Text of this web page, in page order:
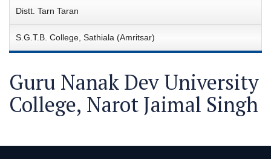
Distt. Tarn Taran
S.G.T.B. College, Sathiala (Amritsar)
Guru Nanak Dev University
College, Narot Jaimal Singh